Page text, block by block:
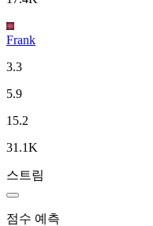
Frank
3.3
5.9
15.2
31.1K
스트림
점수 예측